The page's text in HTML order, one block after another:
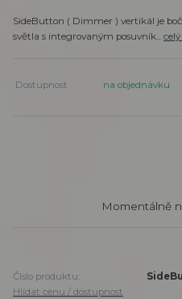
SideButton ( Dimmer ) vertikál je
světla s integrovaným posuvník...
Dostupnost na objednávku
Momentálně
Číslo produktu:
Hlídat cenu / dostupnost